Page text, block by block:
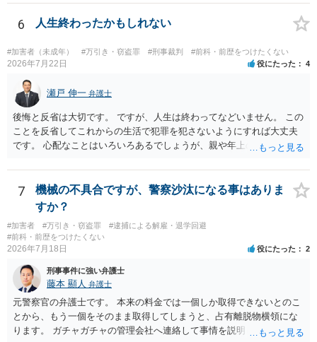
やカウンセリング・治療の内容 ・利用している再犯防止策（例えば保
護観察所と連携した職業支援の内容や具体的な就労・監督状況） ・監
督者の証言 など、証拠で担保された客観性と実現可能性があるもので
なければあまり意味がありません。 もともと執行猶予が狙える事案で
あれば本人の反省の言葉だけで十分であり、実刑となるか微妙な事案
では、本人が再発防止策をいくら述べてもほとんど効果は望めないと
いうのが実感です。
6 人生終わったかもしれない
#加害者（未成年） #万引き・窃盗罪 #刑事裁判 #前科・前歴をつけたくない
2026年7月22日 役にたった 4
瀬戸 伸一 弁護士
後悔と反省は大切です。 ですが、人生は終わってなどいません。 この
ことを反省してこれからの生活で犯罪を犯さないようにすれば大丈夫
です。 心配なことはいろいろあるでしょうが、親や年上の兄弟や信頼
す。
7
機械の不具合ですが、警察沙汰になる事はありま
すか？
#加害者 #万引き・窃盗罪
#逮捕による解雇・退学回避
#前科・前歴をつけたくない
2026年7月18日 役にたった 2
刑事事件に強い弁護士
藤本 顯人 弁護士
元警察官の弁護士です。 本来の料金では一個しか取得できないとのこ
とから、もう一個をそのまま取得してしまうと、占有離脱物横領にな
ります。 ガチャガチャの管理会社へ連絡して事情を説明して一個返還